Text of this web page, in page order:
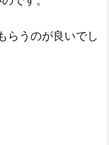
らうのが良いでし